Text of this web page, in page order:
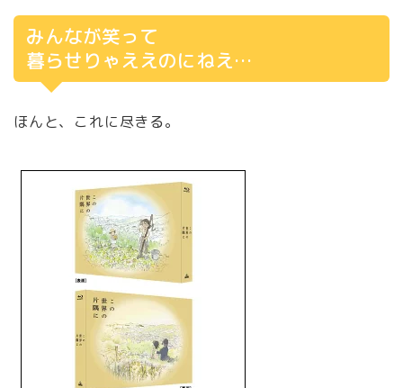
みんなが笑って
暮らせりゃええのにねえ…
ほんと、これに尽きる。